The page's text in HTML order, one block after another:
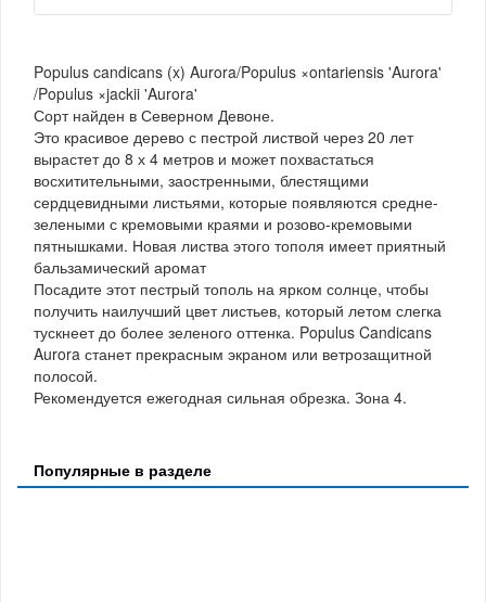
Populus candicans (x) Aurora/Populus ×ontariensis 'Aurora'
/Populus ×jackii 'Aurora'
Сорт найден в Северном Девоне.
Это красивое дерево с пестрой листвой через 20 лет
вырастет до 8 х 4 метров и может похвастаться
восхитительными, заостренными, блестящими
сердцевидными листьями, которые появляются средне-
зелеными с кремовыми краями и розово-кремовыми
пятнышками. Новая листва этого тополя имеет приятный
бальзамический аромат
Посадите этот пестрый тополь на ярком солнце, чтобы
получить наилучший цвет листьев, который летом слегка
тускнеет до более зеленого оттенка. Populus Candicans
Aurora станет прекрасным экраном или ветрозащитной
полосой.
Рекомендуется ежегодная сильная обрезка. Зона 4.
Популярные в разделе